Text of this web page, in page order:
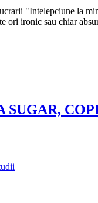
"Intelepciune la
ori ironic sau chiar